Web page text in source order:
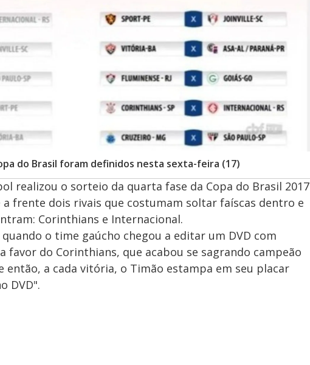
do Brasil foram definidos nesta sexta-feira (17)
realizou o sorteio da quarta fase da Copa do Brasil 2017
frente dois rivais que costumam soltar faíscas dentro e
Corinthians e Internacional.
o time gaúcho chegou a editar um DVD com
do Corinthians, que acabou se sagrando campeão
então, a cada vitória, o Timão estampa em seu placar
DVD".